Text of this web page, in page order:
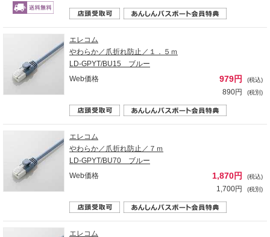
エレコム
やわらか／爪折れ防止／１．５ｍ
LD-GPYT/BU15 ブルー
Web価格
979円 (税込)
890円 (税別)
エレコム
やわらか／爪折れ防止／７ｍ
LD-GPYT/BU70 ブルー
Web価格
1,870円 (税込)
1,700円 (税別)
エレコム